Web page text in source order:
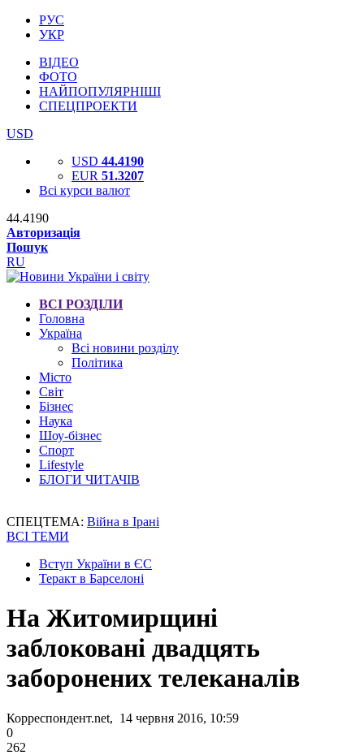
РУС
УКР
ВІДЕО
ФОТО
НАЙПОПУЛЯРНІШІ
СПЕЦПРОЕКТИ
USD
USD 44.4190
EUR 51.3207
Всі курси валют
44.4190
Авторизація
Пошук
RU
ВСІ РОЗДІЛИ
Головна
Україна
Всі новини розділу
Політика
Місто
Світ
Бізнес
Наука
Шоу-бізнес
Спорт
Lifestyle
БЛОГИ ЧИТАЧІВ
СПЕЦТЕМА: Війна в Ірані
ВСІ ТЕМИ
Вступ України в ЄС
Теракт в Барселоні
На Житомирщині
заблоковані двадцять
заборонених телеканалів
Корреспондент.net, 14 червня 2016, 10:59
0
262